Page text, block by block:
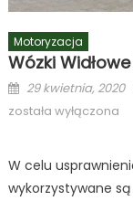
Motoryzacja
Wózki
Posted
on
29 kwietnia, 2020
została wyłączona
W celu
wykorzystywane